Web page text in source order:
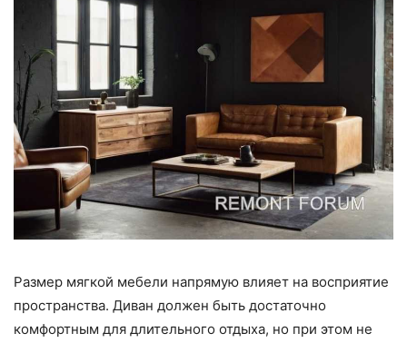
Размер мягкой мебели напрямую влияет на восприятие
пространства. Диван должен быть достаточно
комфортным для длительного отдыха, но при этом не